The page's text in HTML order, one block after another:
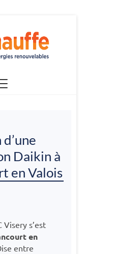
Daikin à
en Valois
Visery s’est
en
entre